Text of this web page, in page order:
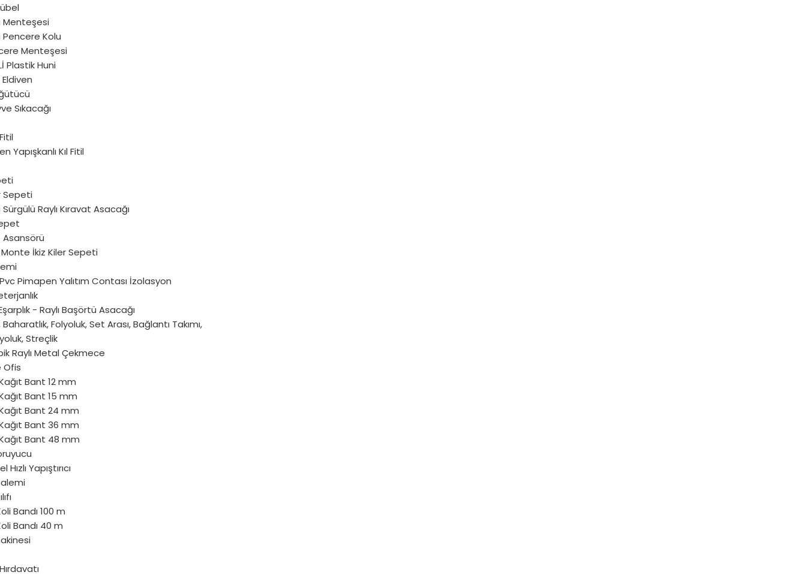
Menteşesi
Pencere Kolu
Menteşesi
Plastik Huni
Sıkacağı
Yapışkanlı Kıl Fitil
Sepeti
Raylı Kıravat Asacağı
İkiz Kiler Sepeti
Pimapen Yalıtım Contası İzolasyon
- Raylı Başörtü Asacağı
Baharatlık, Folyoluk, Set Arası, Bağlantı Takımı,
Streçlik
Raylı Metal Çekmece
Ofis
Bant 12 mm
Bant 15 mm
Bant 24 mm
Bant 36 mm
Bant 48 mm
Yapıştırıcı
Bandı 100 m
Bandı 40 m